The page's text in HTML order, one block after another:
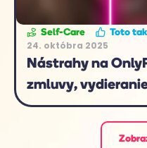
Self-Care Toto
24. októbra 2025
Nástrahy na
zmluvy,